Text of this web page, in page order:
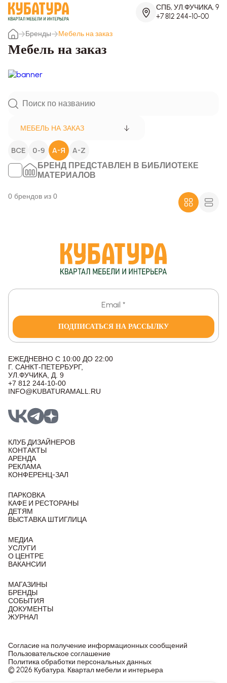
СПБ, УЛ.ФУЧИКА, 9
+7 812 244-10-00
Бренды
Мебель на заказ
Мебель на заказ
МЕБЕЛЬ НА ЗАКАЗ
ВСЕ 0-9 А-Я A-Z
БРЕНД ПРЕДСТАВЛЕН В БИБЛИОТЕКЕ
МАТЕРИАЛОВ
0 брендов из 0
ПОДПИСАТЬСЯ НА РАССЫЛКУ
ЕЖЕДНЕВНО С 10:00 ДО 22:00
Г. САНКТ-ПЕТЕРБУРГ,
УЛ.ФУЧИКА, Д. 9
+7 812 244-10-00
INFO@KUBATURAMALL.RU
КЛУБ ДИЗАЙНЕРОВ
КОНТАКТЫ
АРЕНДА
РЕКЛАМА
КОНФЕРЕНЦ-ЗАЛ
ПАРКОВКА
КАФЕ И РЕСТОРАНЫ
ДЕТЯМ
ВЫСТАВКА ШТИГЛИЦА
МЕДИА
УСЛУГИ
О ЦЕНТРЕ
ВАКАНСИИ
МАГАЗИНЫ
БРЕНДЫ
СОБЫТИЯ
ДОКУМЕНТЫ
ЖУРНАЛ
© 2026 Кубатура. Квартал мебели и интерьера
Согласие на получение информационных сообщений
Пользовательское соглашение
Политика обработки персональных данных